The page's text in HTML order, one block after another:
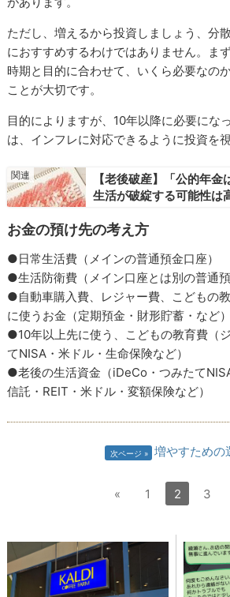
ただし、増えるから投資しましょう、分
におすすめするわけではありません。ま
時期と目的に合わせて、いくら必要なの
ことが大切です。
目的によりますが、10年以降に必要にな
は、インフレに対応できるように投資を
【老後破産】「公的年
生活が破綻する可能性は
お金の預け先の考え方
●日常生活費（メインの普通預金口座）
●生活防衛費（メイン口座とは別の普通預
●自動車購入費、レジャー費、こどもの
に使うお金（定期預金・財形貯蓄・など）
●10年以上先に使う、こどもの教育費（
てNISA・米ドル・生命保険など）
●老後の生活資金（iDeCo・つみたて
信託・REIT・米ドル・変額保険など）
次ページ 増やすための
« 1 2 3